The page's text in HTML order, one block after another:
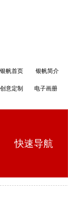
银帆首页 银帆简介
创意定制 电子画册
快速导航